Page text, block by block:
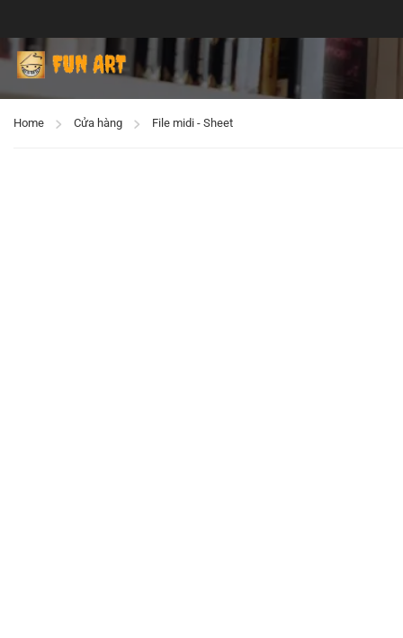
Home Cửa hàng File midi - Sheet